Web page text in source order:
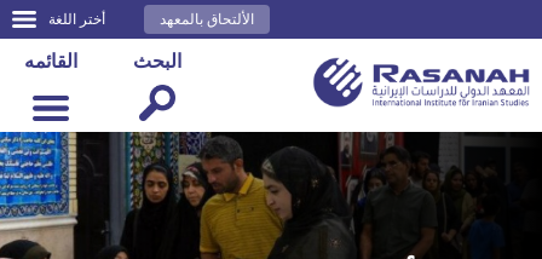
أختر اللغة الألتحاق بالمعهد
القائمه البحث